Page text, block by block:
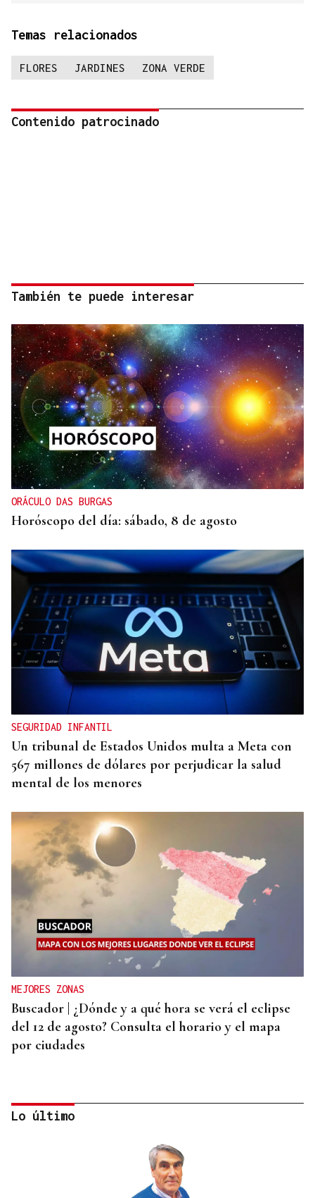
Temas relacionados
FLORES JARDINES ZONA VERDE
Contenido patrocinado
También te puede interesar
ORÁCULO DAS BURGAS
Horóscopo del día: sábado, 8 de agosto
SEGURIDAD INFANTIL
Un tribunal de Estados Unidos multa a Meta con
567 millones de dólares por perjudicar la salud
mental de los menores
MEJORES ZONAS
Buscador | ¿Dónde y a qué hora se verá el eclipse
del 12 de agosto? Consulta el horario y el mapa
por ciudades
Lo último